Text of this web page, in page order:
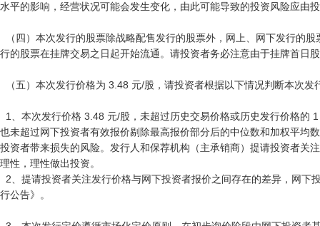
水平的影响，经营状况可能会发生变化，由此可能导致的投资风险应由
行的股票在挂牌交易之日起开始流通。请投资者务必注意由于挂牌首日
也未超过网下投资者有效报价剔除最高报价部分后的中位数和加权平均
投资者带来损失的风险。发行人和保荐机构（主承销商）提请投资者关
理性，理性做出投资。
行公告》。